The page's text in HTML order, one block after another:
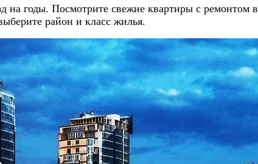
на годы. Посмотрите свежие квартиры с ремонтом в
район и класс жилья.